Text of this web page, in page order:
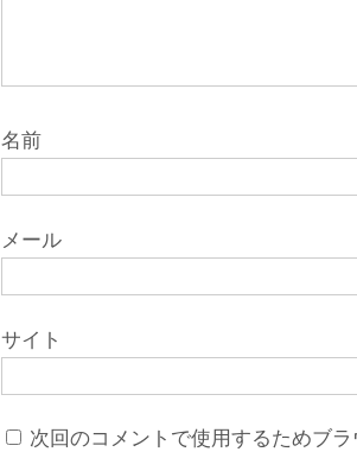
名前
メール
サイト
次回のコメントで使用するためブ